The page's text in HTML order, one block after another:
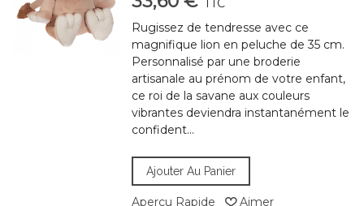
TTC
Rugissez de tendresse avec ce
magnifique lion en peluche de 35 cm.
Personnalisé par une broderie
artisanale au prénom de votre enfant,
ce roi de la savane aux couleurs
vibrantes deviendra instantanément le
confident...
Ajouter Au Panier
Aperçu Rapide Aimer